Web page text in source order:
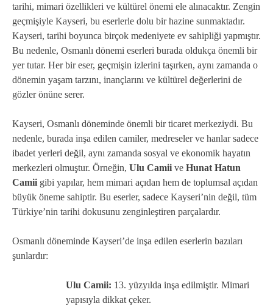
tarihi, mimari özellikleri ve kültürel önemi ele alınacaktır. Zengin
geçmişiyle Kayseri, bu eserlerle dolu bir hazine sunmaktadır.
Kayseri, tarihi boyunca birçok medeniyete ev sahipliği yapmıştır.
Bu nedenle, Osmanlı dönemi eserleri burada oldukça önemli bir
yer tutar. Her bir eser, geçmişin izlerini taşırken, aynı zamanda o
dönemin yaşam tarzını, inançlarını ve kültürel değerlerini de
gözler önüne serer.
Kayseri, Osmanlı döneminde önemli bir ticaret merkeziydi. Bu
nedenle, burada inşa edilen camiler, medreseler ve hanlar sadece
ibadet yerleri değil, aynı zamanda sosyal ve ekonomik hayatın
merkezleri olmuştur. Örneğin, Ulu Camii ve Hunat Hatun
Camii gibi yapılar, hem mimari açıdan hem de toplumsal açıdan
büyük öneme sahiptir. Bu eserler, sadece Kayseri’nin değil, tüm
Türkiye’nin tarihi dokusunu zenginleştiren parçalardır.
Osmanlı döneminde Kayseri’de inşa edilen eserlerin bazıları
şunlardır:
Ulu Camii: 13. yüzyılda inşa edilmiştir. Mimari
yapısıyla dikkat çeker.